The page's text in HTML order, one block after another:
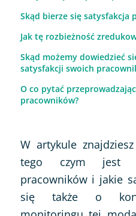
Skąd bierze się satysfakcja
Jak tę rozbieżność
Skąd możemy dowiedzieć
satysfakcji swoich
O co pytać
pracowników?
W artykule
tego czym jest
pracowników i jakie
się także o